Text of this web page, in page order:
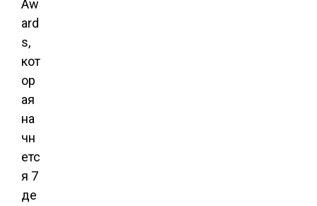
Aw
ard
s,
кот
ор
ая
на
чн
етс
я 7
де